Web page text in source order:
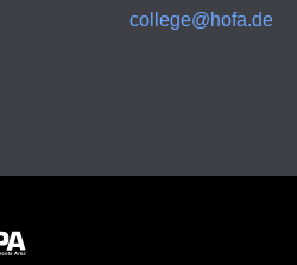
college@hofa.de